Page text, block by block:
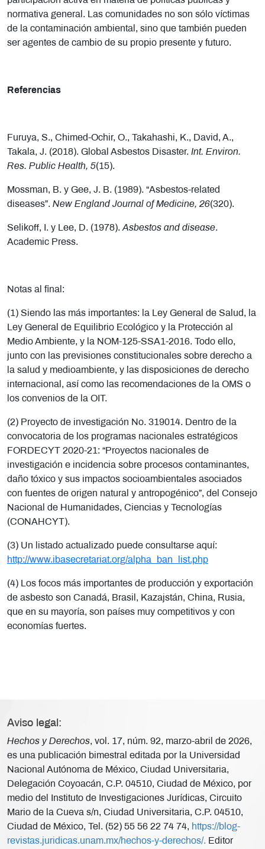
normativa general. Las comunidades no son sólo víctimas
de la contaminación ambiental, sino que también pueden
ser agentes de cambio de su propio presente y futuro.
Referencias
Furuya, S., Chimed-Ochir, O., Takahashi, K., David, A.,
Takala, J. (2018). Global Asbestos Disaster. Int. Environ.
Res. Public Health, 5(15).
Mossman, B. y Gee, J. B. (1989). “Asbestos-related
diseases”. New England Journal of Medicine, 26(320).
Selikoff, I. y Lee, D. (1978). Asbestos and disease.
Academic Press.
Notas al final:
(1) Siendo las más importantes: la Ley General de Salud, la
Ley General de Equilibrio Ecológico y la Protección al
Medio Ambiente, y la NOM-125-SSA1-2016. Todo ello,
junto con las previsiones constitucionales sobre derecho a
la salud y medioambiente, y las disposiciones de derecho
internacional, así como las recomendaciones de la OMS o
los convenios de la OIT.
(2) Proyecto de investigación No. 319014. Dentro de la
convocatoria de los programas nacionales estratégicos
FORDECYT 2020-21: “Proyectos nacionales de
investigación e incidencia sobre procesos contaminantes,
daño tóxico y sus impactos socioambientales asociados
con fuentes de origen natural y antropogénico”, del Consejo
Nacional de Humanidades, Ciencias y Tecnologías
(CONAHCYT).
(3) Un listado actualizado puede consultarse aquí:
http://www.ibasecretariat.org/alpha_ban_list.php
(4) Los focos más importantes de producción y exportación
de asbesto son Canadá, Brasil, Kazajstán, China, Rusia,
que en su mayoría, son países muy competitivos y con
economías fuertes.
Aviso legal:
Hechos y Derechos, vol. 17, núm. 92, marzo-abril de 2026,
es una publicación bimestral editada por la Universidad
Nacional Autónoma de México, Ciudad Universitaria,
Delegación Coyoacán, C.P. 04510, Ciudad de México, por
medio del Instituto de Investigaciones Jurídicas, Circuito
Mario de la Cueva s/n, Ciudad Universitaria, C.P. 04510,
Ciudad de México, Tel. (52) 55 56 22 74 74, https://blog-
revistas.juridicas.unam.mx/hechos-y-derechos/. Editor